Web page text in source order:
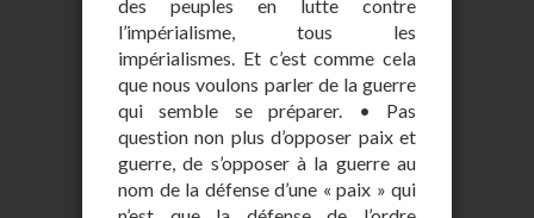
des peuples en lutte contre
l’impérialisme, tous les
impérialismes. Et c’est comme cela
que nous voulons parler de la guerre
qui semble se préparer. • Pas
question non plus d’opposer paix et
guerre, de s’opposer à la guerre au
nom de la défense d’une « paix » qui